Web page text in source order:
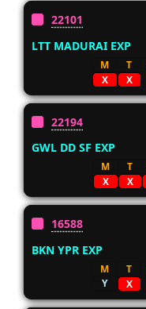
22101
LTT MADURAI EXP
M T
X
X
22194
GWL DD SF EXP
M T
X
X
16588
BKN YPR EXP
M T
Y
X